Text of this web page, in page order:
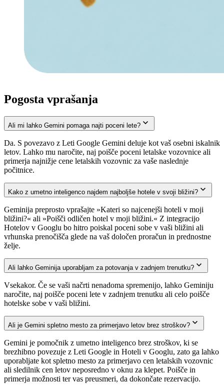
Pogosta vprašanja
Ali mi lahko Gemini pomaga najti poceni lete?
Da. S povezavo z Leti Google Gemini deluje kot vaš osebni iskalnik
letov. Lahko mu naročite, naj poišče poceni letalske vozovnice ali
primerja najnižje cene letalskih vozovnic za vaše naslednje
počitnice.
Kako z umetno inteligenco najdem najboljše hotele v svoji bližini?
Geminija preprosto vprašajte »Kateri so najcenejši hoteli v moji
bližini?« ali »Poišči odličen hotel v moji bližini.« Z integracijo
Hotelov v Googlu bo hitro poiskal poceni sobe v vaši bližini ali
vrhunska prenočišča glede na vaš določen proračun in prednostne
želje.
Ali lahko Geminija uporabljam za potovanja v zadnjem trenutku?
Vsekakor. Če se vaši načrti nenadoma spremenijo, lahko Geminiju
naročite, naj poišče poceni lete v zadnjem trenutku ali celo poišče
hotelske sobe v vaši bližini.
Ali je Gemini spletno mesto za primerjavo letov brez stroškov?
Gemini je pomočnik z umetno inteligenco brez stroškov, ki se
brezhibno povezuje z Leti Google in Hoteli v Googlu, zato ga lahko
uporabljate kot spletno mesto za primerjavo cen letalskih vozovnic
ali sledilnik cen letov neposredno v oknu za klepet. Poišče in
primerja možnosti ter vas preusmeri, da dokončate rezervacijo.